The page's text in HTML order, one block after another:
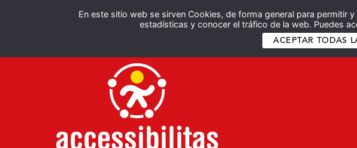
En este sitio web se sirven Cookies, de forma general para permitir
estadísticas y conocer el tráfico de la web. Puedes
ACEPTAR TODAS